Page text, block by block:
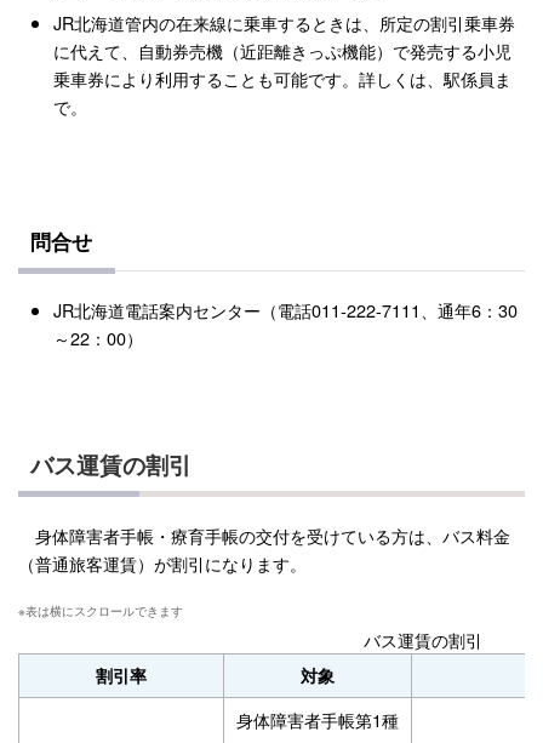
JR北海道管内の在来線に乗車するときは、所定の割引乗車券
に代えて、自動券売機（近距離きっぷ機能）で発売する小児
乗車券により利用することも可能です。詳しくは、駅係員ま
で。
問合せ
JR北海道電話案内センター（電話011-222-7111、通年6：30
～22：00）
バス運賃の割引
身体障害者手帳・療育手帳の交付を受けている方は、バス料金
（普通旅客運賃）が割引になります。
バス運賃の割引
割引率 対象
身体障害者手帳第1種